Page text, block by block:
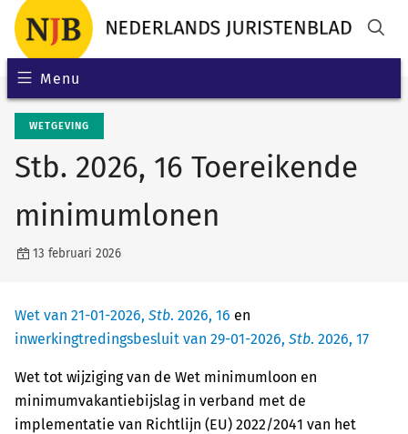
Menu
WETGEVING
Stb. 2026, 16 Toereikende
minimumlonen
13 februari 2026
Wet van 21-01-2026, Stb. 2026, 16 en
inwerkingtredingsbesluit van 29-01-2026, Stb. 2026, 17
Wet tot wijziging van de Wet minimumloon en
minimumvakantiebijslag in verband met de
implementatie van Richtlijn (EU) 2022/2041 van het